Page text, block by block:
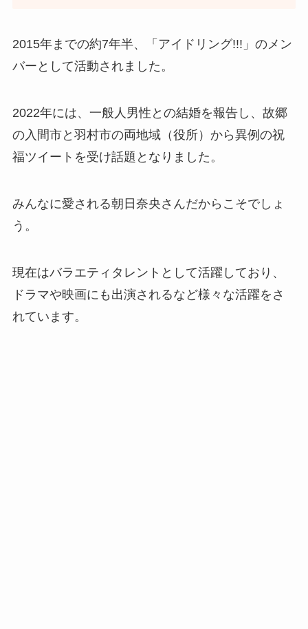
2015年までの約7年半、「アイドリング!!!」のメン
バーとして活動されました。
2022年には、一般人男性との結婚を報告し、故郷
の入間市と羽村市の両地域（役所）から異例の祝
福ツイートを受け話題となりました。
みんなに愛される朝日奈央さんだからこそでしょ
う。
現在はバラエティタレントとして活躍しており、
ドラマや映画にも出演されるなど様々な活躍をさ
れています。